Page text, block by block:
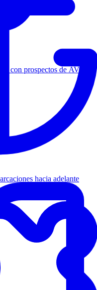
hacia adelante
con prospectos de AVA